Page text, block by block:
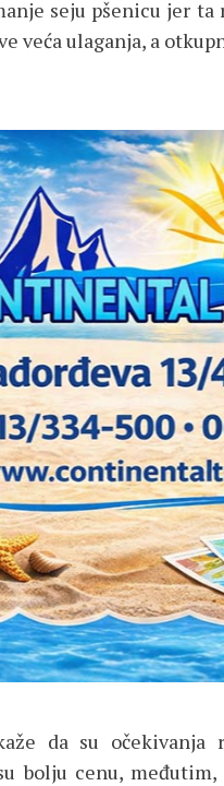
seju pšenicu jer
veća ulaganja, a
da su očekivanja
bolju cenu,